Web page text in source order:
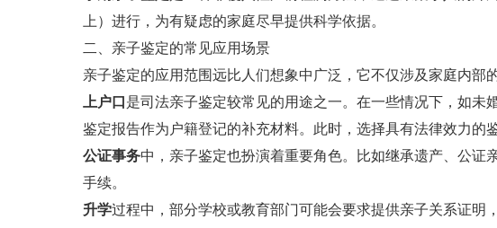
上）进行，为有疑虑的家庭尽早提供科学依据。
二、亲子鉴定的常见应用场景
亲子鉴定的应用范围远比人们想象中广泛，它不仅涉及家庭内部
上户口 是司法亲子鉴定较常见的用途之一。在一些情况下，如
鉴定报告作为户籍登记的补充材料。此时，选择具有法律效力的
公证事务中，亲子鉴定也扮演着重要角色。比如继承遗产、公证
手续。
升学过程中，部分学校或教育部门可能会要求提供亲子关系证